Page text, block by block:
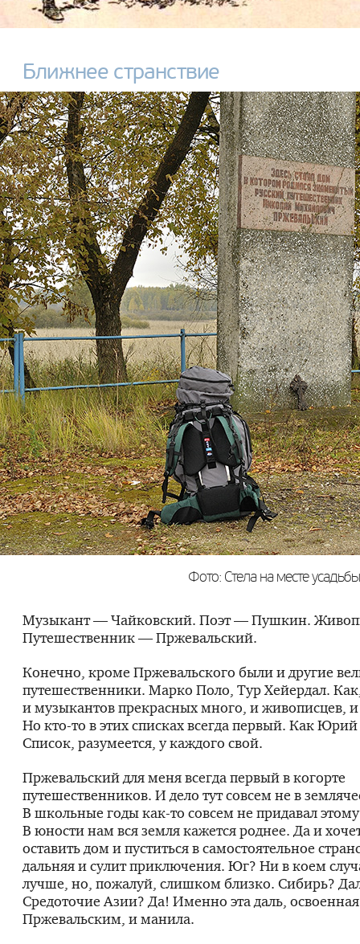
Ближнее странствие
Фото: Стела на месте
Музыкант — Чайковский. Поэт — Пушкин.
Путешественник — Пржевальский.
Конечно, кроме Пржевальского были и другие
путешественники. Марко Поло, Тур Хейердал.
и музыкантов прекрасных много, и живописцев, и
Но кто-то в этих списках всегда первый. Как
Список, разумеется, у каждого свой.
Пржевальский для меня всегда первый в когорте
путешественников. И дело тут совсем не в
В школьные годыкак-то совсем не придавал
В юности нам вся земля кажется роднее. Да и
оставить дом и пуститься в самостоятельное
дальняя и сулит приключения. Юг? Ни в коем
лучше, но, пожалуй, слишком близко. Сибирь?
Средоточие Азии? Да! Именно эта даль, освоенная
Пржевальским, и манила.